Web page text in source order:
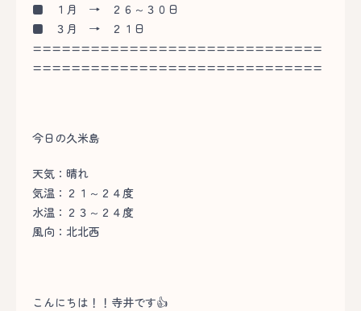
■ １月 → ２６～３０日
■ ３月 → ２１日
==============================
==============================
今日の久米島
天気：晴れ
気温：２１～２４度
水温：２３～２４度
風向：北北西
こんにちは！！寺井です👍